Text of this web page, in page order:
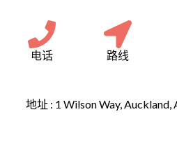
电话 路线
地址 : 1 Wilson Way,